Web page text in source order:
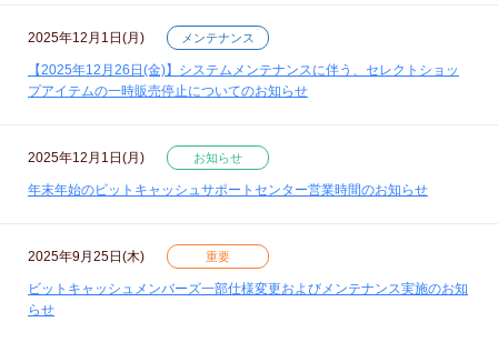
2025年12月1日(月) メンテナンス
【2025年12月26日(金)】システムメンテナンスに伴う、セレクトショッ
プアイテムの一時販売停止についてのお知らせ
2025年12月1日(月) お知らせ
年末年始のビットキャッシュサポートセンター営業時間のお知らせ
2025年9月25日(木) 重要
ビットキャッシュメンバーズ一部仕様変更およびメンテナンス実施のお知
らせ